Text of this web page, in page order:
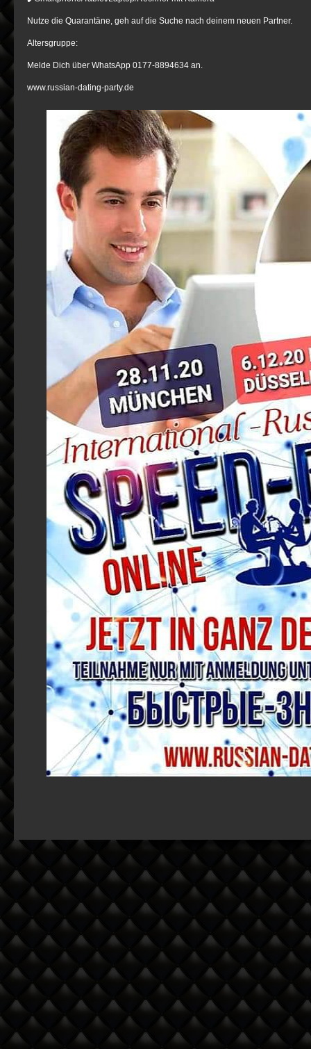
Nutze die Quarantäne, geh auf die Suche nach deinem neuen Partner.
Altersgruppe:
Melde Dich über WhatsApp 0177-8894634 an.
www.russian-dating-party.de